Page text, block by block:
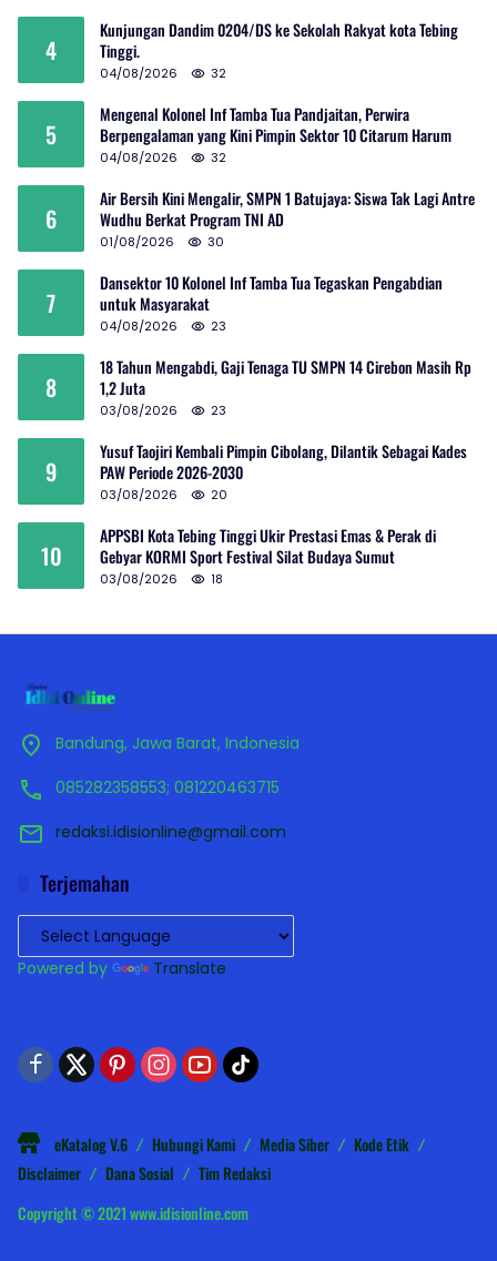
4
Kunjungan Dandim 0204/DS ke Sekolah Rakyat kota Tebing
Tinggi.
04/08/2026 32
5
Mengenal Kolonel Inf Tamba Tua Pandjaitan, Perwira
Berpengalaman yang Kini Pimpin Sektor 10 Citarum Harum
04/08/2026 32
6
Air Bersih Kini Mengalir, SMPN 1 Batujaya: Siswa Tak Lagi Antre
Wudhu Berkat Program TNI AD
01/08/2026 30
7
Dansektor 10 Kolonel Inf Tamba Tua Tegaskan Pengabdian
untuk Masyarakat
04/08/2026 23
8
18 Tahun Mengabdi, Gaji Tenaga TU SMPN 14 Cirebon Masih Rp
1,2 Juta
03/08/2026 23
9
Yusuf Taojiri Kembali Pimpin Cibolang, Dilantik Sebagai Kades
PAW Periode 2026-2030
03/08/2026 20
10
APPSBI Kota Tebing Tinggi Ukir Prestasi Emas & Perak di
Gebyar KORMI Sport Festival Silat Budaya Sumut
03/08/2026 18
Bandung, Jawa Barat, Indonesia
085282358553; 081220463715
redaksi.idisionline@gmail.com
Terjemahan
Powered by Translate
eKatalog V.6 Hubungi Kami Media Siber
Kode Etik
Disclaimer
Dana Sosial
Tim Redaksi
Copyright © 2021 www.idisionline.com